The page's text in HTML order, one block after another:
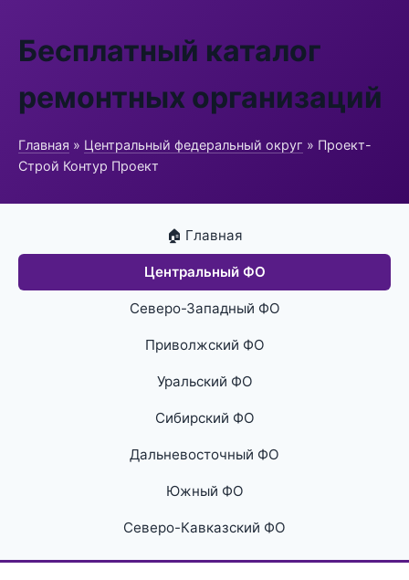
Бесплатный каталог
ремонтных организаций
Главная » Центральный федеральный округ » Проект-
Строй Контур Проект
🏠 Главная
Центральный ФО
Северо-Западный ФО
Приволжский ФО
Уральский ФО
Сибирский ФО
Дальневосточный ФО
Южный ФО
Северо-Кавказский ФО